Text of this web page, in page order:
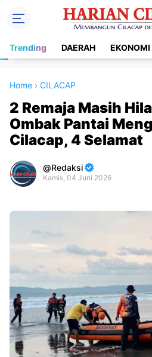
Trending DAERAH EKONOMI
Home › CILACAP
2 Remaja Masih
Ombak Pantai
Cilacap, 4 Selamat
Redaksi
Kamis, 04 Juni 2026
By
Templates